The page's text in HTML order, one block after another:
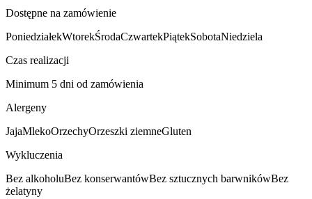
Dostępne na zamówienie
PoniedziałekWtorekŚrodaCzwartekPiątekSobotaNiedziela
Czas realizacji
Minimum 5 dni od zamówienia
Alergeny
JajaMlekoOrzechyOrzeszki ziemneGluten
Wykluczenia
Bez alkoholuBez konserwantówBez sztucznych barwnikówBez
żelatyny